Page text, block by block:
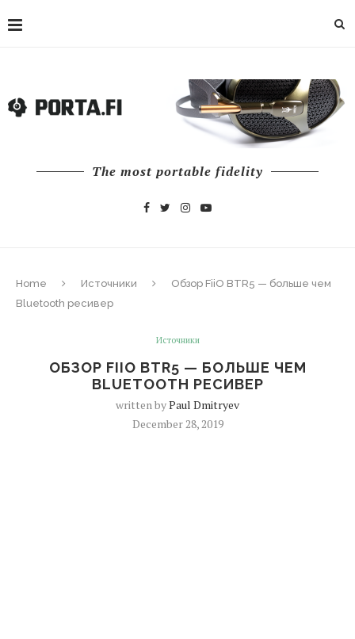
The most portable fidelity
Home Источники
Обзор FiiO BTR5 — больше чем
Bluetooth ресивер
Источники
ОБЗОР FIIO BTR5 — БОЛЬШЕ ЧЕМ
BLUETOOTH РЕСИВЕР
written byPaul Dmitryev
December 28, 2019